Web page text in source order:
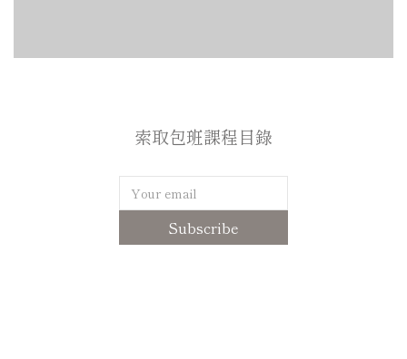
索取包班課程目錄
Subscribe